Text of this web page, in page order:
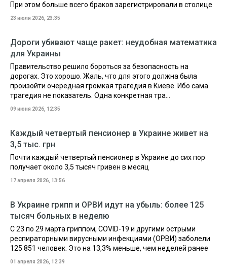
При этом больше всего браков зарегистрировали в столице
23 июля 2026, 23:35
Дороги убивают чаще ракет: неудобная математика
для Украины
Правительство решило бороться за безопасность на
дорогах. Это хорошо. Жаль, что для этого должна была
произойти очередная громкая трагедия в Киеве. Ибо сама
трагедия не показатель. Одна конкретная тра...
09 июня 2026, 12:35
Каждый четвертый пенсионер в Украине живет на
3,5 тыс. грн
Почти каждый четвертый пенсионер в Украине до сих пор
получает около 3,5 тысяч гривен в месяц
17 апреля 2026, 13:56
В Украине грипп и ОРВИ идут на убыль: более 125
тысяч больных в неделю
С 23 по 29 марта гриппом, COVID-19 и другими острыми
респираторными вирусными инфекциями (ОРВИ) заболели
125 851 человек. Это на 13,3% меньше, чем неделей ранее
01 апреля 2026, 12:39